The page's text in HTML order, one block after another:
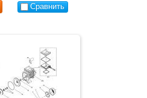
Сравнить